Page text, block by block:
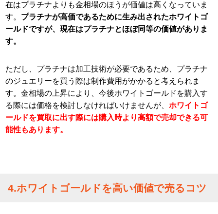
在はプラチナよりも金相場のほうが価値は高くなっていま
す。 プラチナが高価であるために生み出されたホワイトゴ
ールドですが、現在はプラチナとほぼ同等の価値がありま
す。
ただし、プラチナは加工技術が必要であるため、プラチナ
のジュエリーを買う際は制作費用がかかると考えられま
す。金相場の上昇により、今後ホワイトゴールドを購入す
る際には価格を検討しなければいけませんが、ホワイトゴ
ールドを買取に出す際には購入時より高額で売却できる可
能性もあります。
4.ホワイトゴールドを高い価値で売るコツ